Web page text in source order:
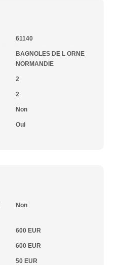
61140
BAGNOLES DE L ORNE
NORMANDIE
2
2
Non
Oui
Non
600 EUR
600 EUR
50 EUR